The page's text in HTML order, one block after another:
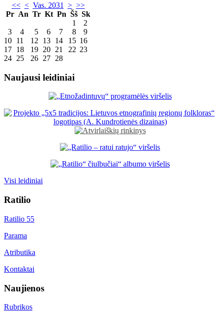
<< < Vas. 2031 > >>
Pr An Tr Kt Pn Šš Sk
1
2
3
4 5 6 7 8
9
10 11 12 13 14 15 16
17 18 19 20 21 22 23
24 25 26 27 28
Naujausi leidiniai
Visi leidiniai
Ratilio
Ratilio 55
Parama
Atributika
Kontaktai
Naujienos
Rubrikos